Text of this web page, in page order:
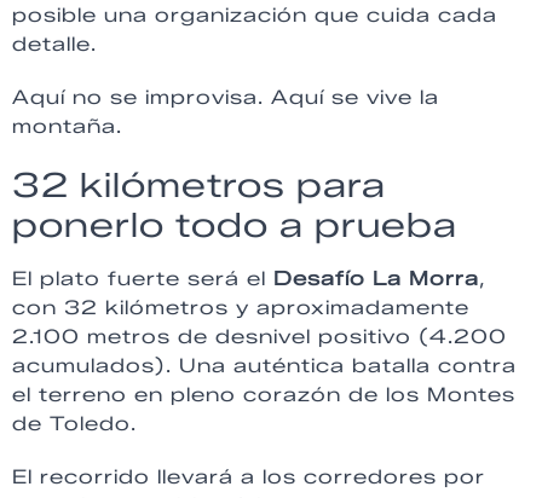
posible una organización que cuida cada
detalle.
Aquí no se improvisa. Aquí se vive la
montaña.
32 kilómetros para
ponerlo todo a prueba
El plato fuerte será el Desafío La Morra,
con 32 kilómetros y aproximadamente
2.100 metros de desnivel positivo (4.200
acumulados). Una auténtica batalla contra
el terreno en pleno corazón de los Montes
de Toledo.
El recorrido llevará a los corredores por